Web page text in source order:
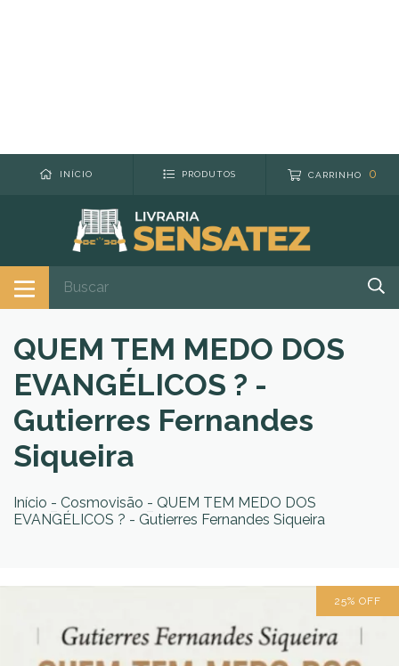
INÍCIO PRODUTOS CARRINHO 0
QUEM TEM MEDO DOS
EVANGÉLICOS ? -
Gutierres Fernandes
Siqueira
Início - Cosmovisão - QUEM TEM MEDO DOS
EVANGÉLICOS ? - Gutierres Fernandes Siqueira
25% OFF